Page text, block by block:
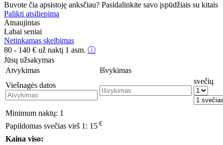
Buvote čia apsistoję anksčiau? Pasidalinkite savo įspūdžiais su kitais
Palikti atsiliepimą
Atnaujintas
Labai seniai
Netinkamas skelbimas
80 - 140 € už naktį 1 asm. ⓘ
Jūsų užsakymas
Atvykimas
Išvykimas
Viešnagės datos
svečių
Minimum naktų: 1
Papildomas svečias virš 1: 15 €
Kaina viso: